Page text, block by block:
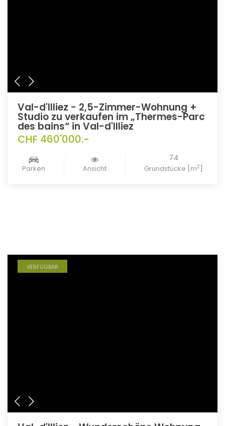
Val-d'Illiez - 2,5-Zimmer-Wohnung +
Studio zu verkaufen im „Thermes-Parc
des bains“ in Val-d'Illiez
CHF 460'000.-
Parken Ansicht
74
Grundstücke [m2]
VERFÜGBAR